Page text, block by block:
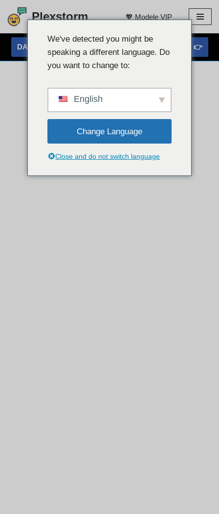
Przejdź
do
treści
Plexstorm 💖 Modele VIP
DARMOWY CZAT PRZEZ KAMErę INTERNETOWĄ 👉
We've detected you might be
speaking a different language. Do
you want to change to:
English
Change Language
Close and do not switch language